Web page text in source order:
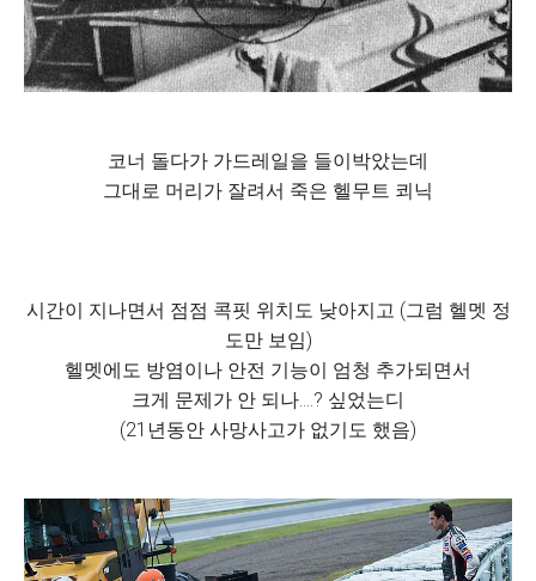
코너 돌다가 가드레일을 들이박았는데
그대로 머리가 잘려서 죽은 헬무트 쾨닉
시간이 지나면서 점점 콕핏 위치도 낮아지고 (그럼 헬멧 정
도만 보임)
헬멧에도 방염이나 안전 기능이 엄청 추가되면서
크게 문제가 안 되나....? 싶었는디
(21년동안 사망사고가 없기도 했음)